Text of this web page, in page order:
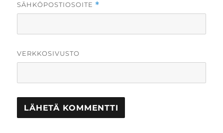
SÄHKÖPOSTIOSOITE *
VERKKOSIVUSTO